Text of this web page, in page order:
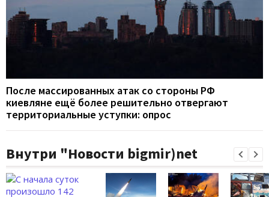
После массированных атак со стороны РФ
киевляне ещё более решительно отвергают
территориальные уступки: опрос
Внутри "Новости bigmir)net